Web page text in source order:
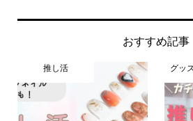
おすすめ記事
推し活 グッ